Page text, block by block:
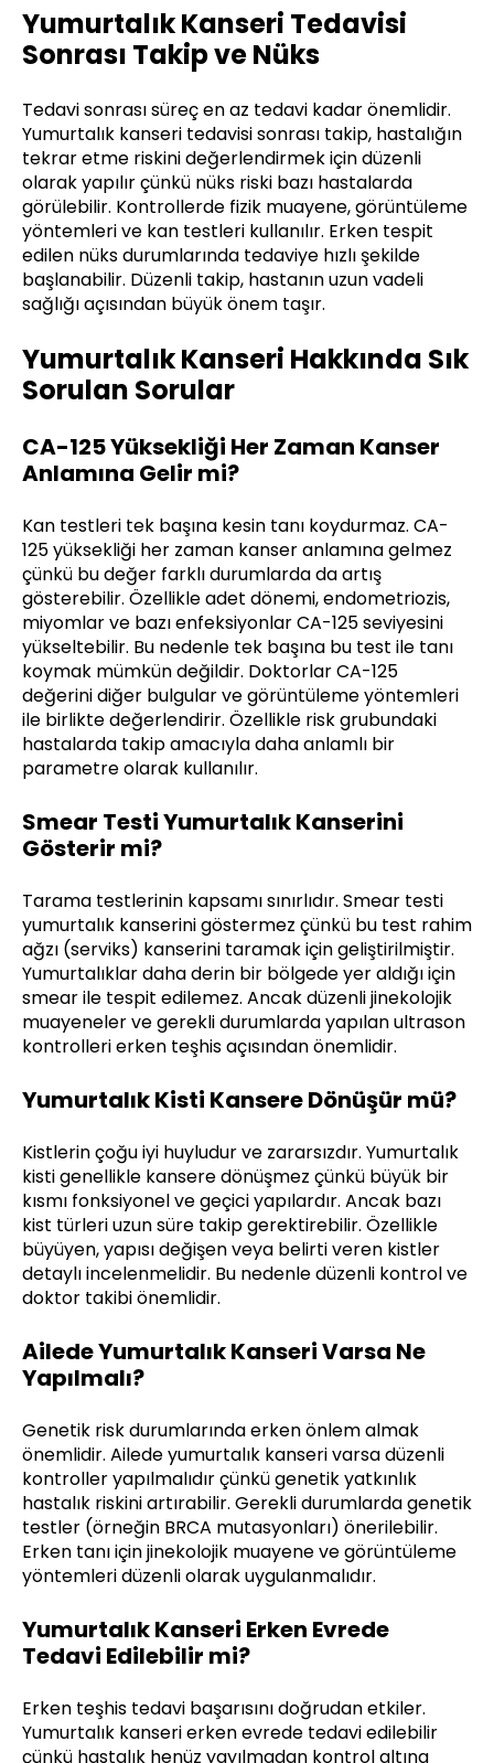
Yumurtalık Kanseri Tedavisi
Sonrası Takip ve Nüks
Tedavi sonrası süreç en az tedavi kadar önemlidir.
Yumurtalık kanseri tedavisi sonrası takip, hastalığın
tekrar etme riskini değerlendirmek için düzenli
olarak yapılır çünkü nüks riski bazı hastalarda
görülebilir. Kontrollerde fizik muayene, görüntüleme
yöntemleri ve kan testleri kullanılır. Erken tespit
edilen nüks durumlarında tedaviye hızlı şekilde
başlanabilir. Düzenli takip, hastanın uzun vadeli
sağlığı açısından büyük önem taşır.
Yumurtalık Kanseri Hakkında Sık
Sorulan Sorular
CA-125 Yüksekliği Her Zaman Kanser
Anlamına Gelir mi?
Kan testleri tek başına kesin tanı koydurmaz. CA-
125 yüksekliği her zaman kanser anlamına gelmez
çünkü bu değer farklı durumlarda da artış
gösterebilir. Özellikle adet dönemi, endometriozis,
miyomlar ve bazı enfeksiyonlar CA-125 seviyesini
yükseltebilir. Bu nedenle tek başına bu test ile tanı
koymak mümkün değildir. Doktorlar CA-125
değerini diğer bulgular ve görüntüleme yöntemleri
ile birlikte değerlendirir. Özellikle risk grubundaki
hastalarda takip amacıyla daha anlamlı bir
parametre olarak kullanılır.
Smear Testi Yumurtalık Kanserini
Gösterir mi?
Tarama testlerinin kapsamı sınırlıdır. Smear testi
yumurtalık kanserini göstermez çünkü bu test rahim
ağzı (serviks) kanserini taramak için geliştirilmiştir.
Yumurtalıklar daha derin bir bölgede yer aldığı için
smear ile tespit edilemez. Ancak düzenli jinekolojik
muayeneler ve gerekli durumlarda yapılan ultrason
kontrolleri erken teşhis açısından önemlidir.
Yumurtalık Kisti Kansere Dönüşür mü?
Kistlerin çoğu iyi huyludur ve zararsızdır. Yumurtalık
kisti genellikle kansere dönüşmez çünkü büyük bir
kısmı fonksiyonel ve geçici yapılardır. Ancak bazı
kist türleri uzun süre takip gerektirebilir. Özellikle
büyüyen, yapısı değişen veya belirti veren kistler
detaylı incelenmelidir. Bu nedenle düzenli kontrol ve
doktor takibi önemlidir.
Ailede Yumurtalık Kanseri Varsa Ne
Yapılmalı?
Genetik risk durumlarında erken önlem almak
önemlidir. Ailede yumurtalık kanseri varsa düzenli
kontroller yapılmalıdır çünkü genetik yatkınlık
hastalık riskini artırabilir. Gerekli durumlarda genetik
testler (örneğin BRCA mutasyonları) önerilebilir.
Erken tanı için jinekolojik muayene ve görüntüleme
yöntemleri düzenli olarak uygulanmalıdır.
Yumurtalık Kanseri Erken Evrede
Tedavi Edilebilir mi?
Erken teşhis tedavi başarısını doğrudan etkiler.
Yumurtalık kanseri erken evrede tedavi edilebilir
çünkü hastalık henüz yayılmadan kontrol altına